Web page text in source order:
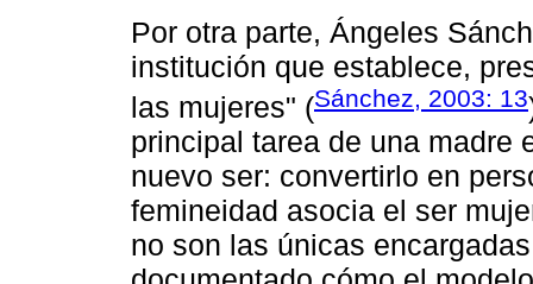
Por otra parte, Ángeles
institución que establece,
las mujeres" (Sánchez, 2003: 13
principal tarea de una madre
nuevo ser: convertirlo en
femineidad asocia el ser
no son las únicas